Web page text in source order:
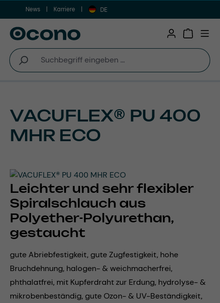
Zum Hauptinhalt springen
News Karriere DE
VACUFLEX® PU 400
MHR ECO
Leichter und sehr flexibler
Spiralschlauch aus
Polyether-Polyurethan,
gestaucht
gute Abriebfestigkeit, gute Zugfestigkeit, hohe
Bruchdehnung, halogen- & weichmacherfrei,
phthalatfrei, mit Kupferdraht zur Erdung, hydrolyse- &
mikrobenbeständig, gute Ozon- & UV-Beständigkeit,